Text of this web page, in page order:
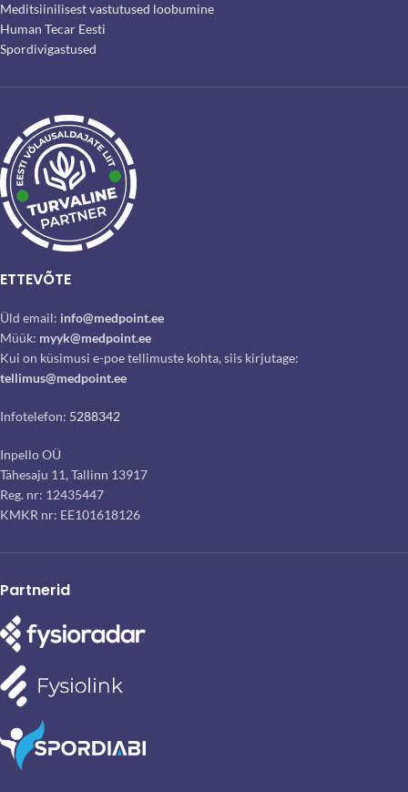
Meditsiinilisest vastutused loobumine
Human Tecar Eesti
Spordivigastused
ETTEVÕTE
Üld email: info@medpoint.ee
Müük: myyk@medpoint.ee
Kui on küsimusi e-poe tellimuste kohta, siis kirjutage:
tellimus@medpoint.ee
Infotelefon: 5288342
Inpello OÜ
Tähesaju 11, Tallinn 13917
Reg. nr: 12435447
KMKR nr: EE101618126
Partnerid